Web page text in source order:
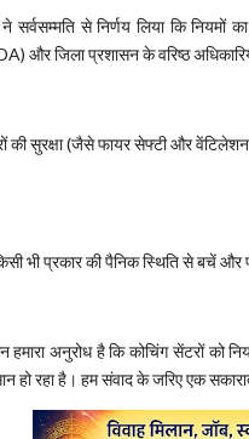
सर्वसम्मति से निर्णय लिया कि
और जिला प्रशासन के वरिष्ठ
की सुरक्षा (जैसे फायर सेफ्टी और
भी प्रकार की पैनिक स्थिति से बचें
अनुरोध है कि कोचिंग सेंटरों को
हो रहा है। हम संवाद के जरिए एक